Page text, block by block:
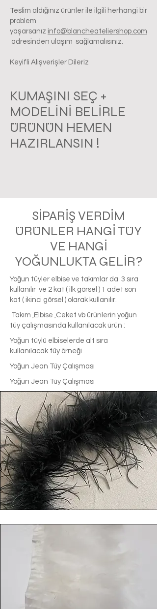
Teslim aldığınız ürünler ile ilgili herhangi bir
problem
yaşarsanız info@blancheateliershop.com
adresinden ulaşım sağlamalısınız.
Keyifli Alışverişler Dileriz
KUMAŞINI SEÇ +
MODELİNİ BELİRLE
ÜRÜNÜN HEMEN
HAZIRLANSIN !
SİPARİŞ VERDİM
ÜRÜNLER HANGİ TÜY
VE HANGİ
YOĞUNLUKTA GELİR?
Yoğun tüyler elbise ve takımlar da 3 sıra
kullanılır ve 2 kat ( ilk görsel ) 1 adet son
kat ( ikinci görsel ) olarak kullanılır.
Takım ,Elbise ,Ceket vb ürünlerin yoğun
tüy çalışmasında kullanılacak ürün :
Yoğun tüylü elbiselerde alt sıra
kullanılacak tüy örneği
Yoğun Jean Tüy Çalışması
Yoğun Jean Tüy Çalışması